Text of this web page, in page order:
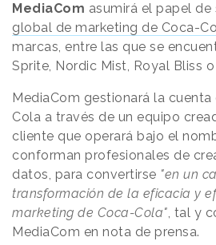
MediaCom asumirá el papel
global de marketing de Coca-
marcas, entre las que se
Sprite, Nordic Mist, Royal Bliss
MediaCom gestionará la
Cola a través de un equipo
cliente que operará bajo el
conforman profesionales de
datos, para convertirse "en un
transformación de la eficacia y
marketing de Coca-Cola", tal y
MediaCom en nota de prensa.